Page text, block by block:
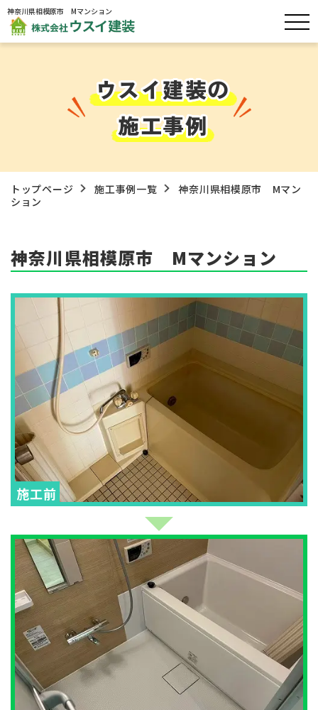
神奈川県相模原市 Mマンション
ウスイ建装の
施工事例
トップページ 施工事例一覧
神奈川県相模原市 Mマン
ション
神奈川県相模原市 Mマンション